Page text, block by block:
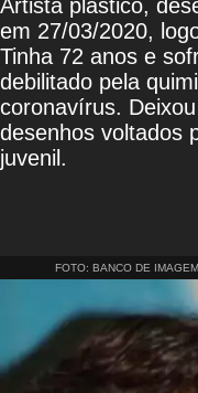
Artista plástico,
em 27/03/2020,
Tinha 72 anos e
debilitado pela
coronavírus.
desenhos voltados
juvenil.
FOTO: BANCO DE